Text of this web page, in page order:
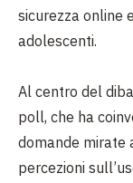
sicurezza online
adolescenti.
Al centro del
poll, che ha
domande mirate
percezioni